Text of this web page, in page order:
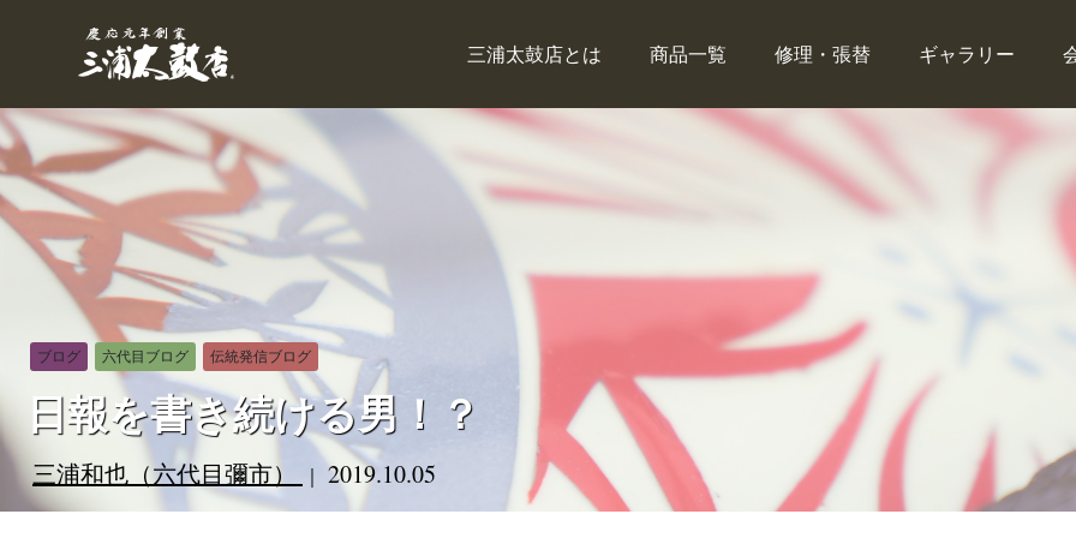
三浦太鼓店とは 商品一覧 修理・張替 ギャラリー
ブログ 六代目ブログ 伝統発信ブログ
日報を書き続ける男！？
三浦和也（六代目彌市） ｜ 2019.10.05